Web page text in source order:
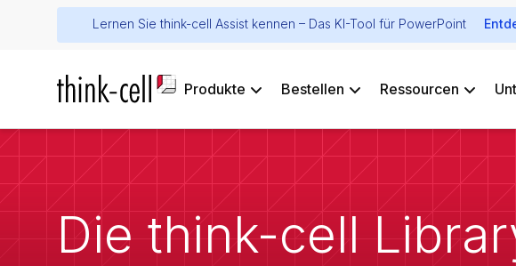
Lernen Sie think-cell Assist kennen – Das KI-Tool für PowerPoint
Produkte Bestellen Ressourcen
Die think-cell